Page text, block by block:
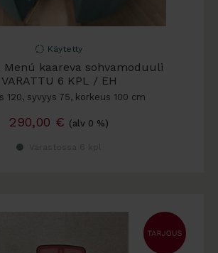
Käytetty
Menú kaareva sohvamoduuli
VARATTU 6 KPL / EH
120, syvyys 75, korkeus 100 cm
290,00 € (alv 0 %)